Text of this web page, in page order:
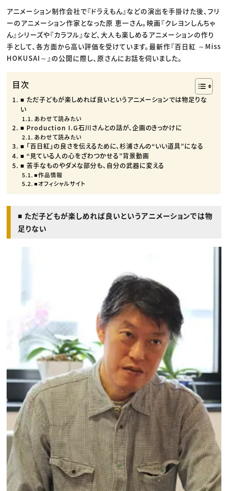
業界解説・キャリア事情
お役立ち基礎知識
映像クリエイター
マーケッター
クリエイターインタビュー
C＆R Magazine
ニュース・トレンド
ニュース・トレンド トップ
Web
映像
ゲーム・エンタメ
広告
プロフェッショナル×つながる×メディア
アニメーション制作会社で『ドラえもん』などの演出を手掛けた後、フリ
ーのアニメーション作家となった原 恵一さん。映画『クレヨンしんちゃ
ん』シリーズや『カラフル』など、大人も楽しめるアニメーションの作り
手として、各方面から高い評価を受けています。最新作『百日紅 ～Miss
HOKUSAI～』の公開に際し、原さんにお話を伺いました。
目次
■ ただ子どもが楽しめれば良いというアニメーションでは物足りな
い
あわせて読みたい
■ Production I.G石川さんとの話が、企画のきっかけに
あわせて読みたい
■ 「百日紅」の良さを伝えるために、杉浦さんの“いい道具”になる
■ “見ている人の心をざわつかせる”背景動画
■ 苦手なものやダメな部分も、自分の武器に変える
■作品情報
■オフィシャルサイト
■ ただ子どもが楽しめれば良いというアニメーションでは物
足りない